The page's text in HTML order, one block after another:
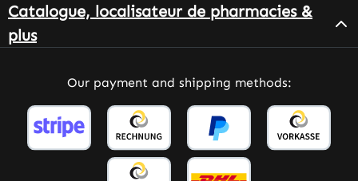
Catalogue, localisateur de pharmacies &
plus
Our payment and shipping methods: